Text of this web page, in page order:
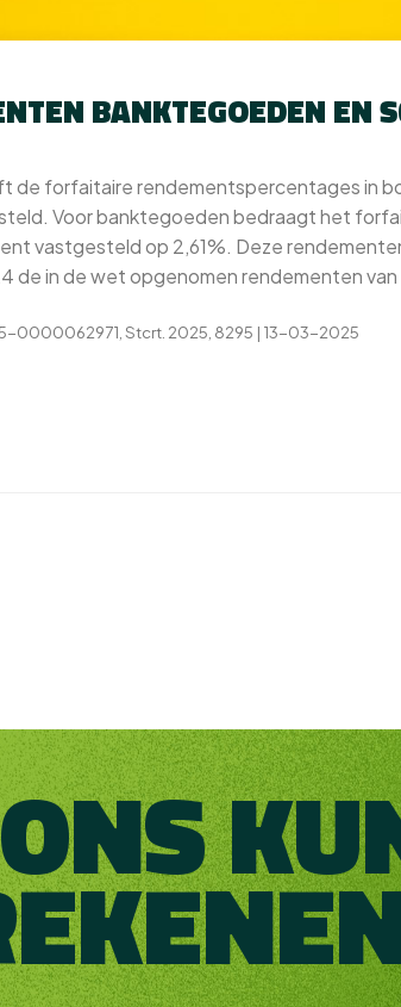
BANKTEGOEDEN EN
de forfaitaire rendementspercentages in
Voor banktegoeden bedraagt het
vastgesteld op 2,61%. Deze
de in de wet opgenomen rendementen
0000062971, Stcrt. 2025, 8295 | 13-03-2025